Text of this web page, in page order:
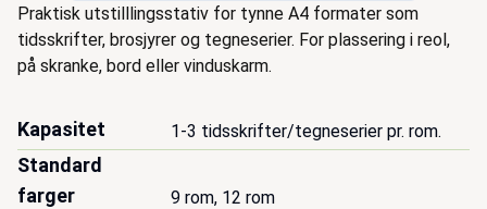
Beskrivelse
Praktisk utstilllingsstativ for tynne A4 formater som
tidsskrifter, brosjyrer og tegneserier. For plassering i reol,
på skranke, bord eller vinduskarm.
Kapasitet 1-3 tidsskrifter/tegneserier pr. rom.
Standard
farger
9 rom, 12 rom